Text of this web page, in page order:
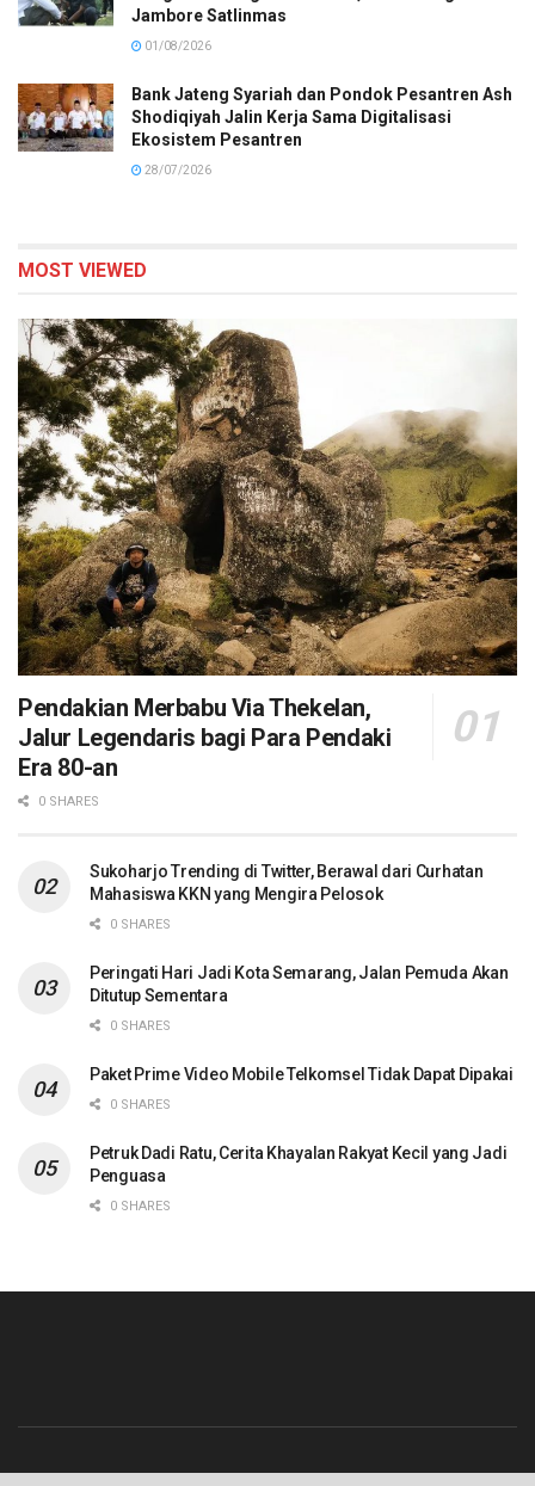
Jambore Satlinmas
01/08/2026
Bank Jateng Syariah dan Pondok Pesantren Ash
Shodiqiyah Jalin Kerja Sama Digitalisasi
Ekosistem Pesantren
28/07/2026
MOST VIEWED
Pendakian Merbabu Via Thekelan,
Jalur Legendaris bagi Para Pendaki
Era 80-an
0 SHARES
Sukoharjo Trending di Twitter, Berawal dari Curhatan
Mahasiswa KKN yang Mengira Pelosok
0 SHARES
Peringati Hari Jadi Kota Semarang, Jalan Pemuda Akan
Ditutup Sementara
0 SHARES
Paket Prime Video Mobile Telkomsel Tidak Dapat Dipakai
0 SHARES
Petruk Dadi Ratu, Cerita Khayalan Rakyat Kecil yang Jadi
Penguasa
0 SHARES